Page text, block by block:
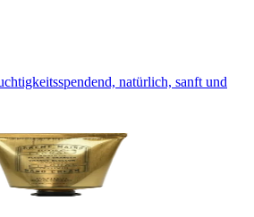
natürlich, sanft und